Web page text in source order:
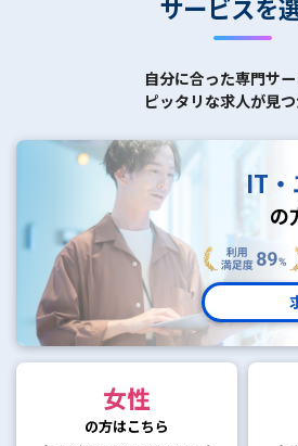
サービスを
自分に合った専門サ
ピッタリな求人が見つ
IT
の
女性
の方はこちら